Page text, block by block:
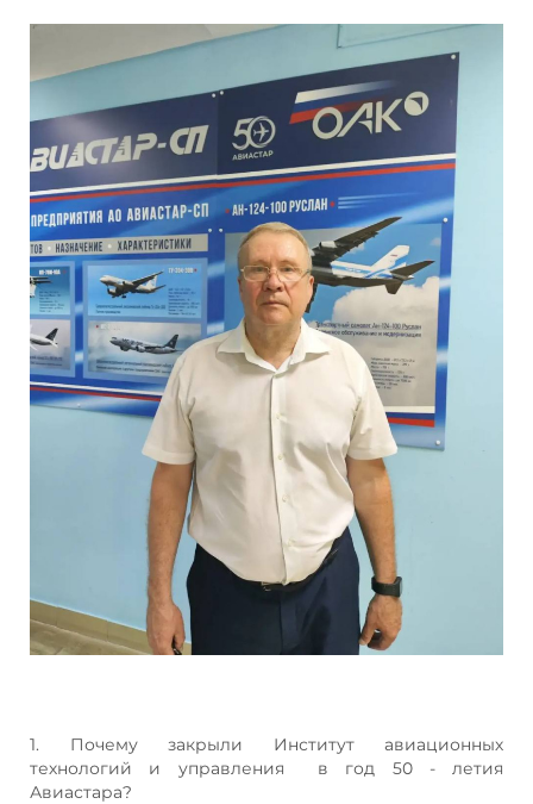
1. Почему закрыли Институт авиационных
технологий и управления в год 50 - летия
Авиастара?